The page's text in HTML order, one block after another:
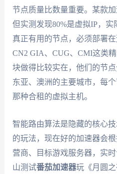
节点质量比数量重要。某款加
但实测发现80%是虚拟IP，实
真正有用的节点，必须部署
CN2 GIA、CUG、CMI这类精
块做得比较实在，他们的节点
东亚、澳洲的主要城市，每
那种合租的虚拟主机。
智能路由算法是隐藏的核心
的玩法，现在好的加速器会
营商、目标游戏服务器，实
山测试番茄加速器玩《月圆